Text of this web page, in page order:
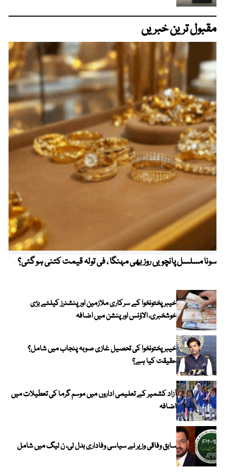
مقبول ترین خبریں
سونا مسلسل پانچویں روز بھی مہنگا ، فی تولہ قیمت کتنی ہو گئی؟
خیبرپختونخوا کے سرکاری ملازمین اور پنشنرز کیلئے بڑی
خوشخبری، الاؤنس اور پنشن میں اضافہ
خیبر پختونخوا کی تحصیل غازی صوبہ پنجاب میں شامل؟
حقیقت کیا ہے؟
آزاد کشمیر کے تعلیمی اداروں میں موسم گرما کی تعطیلات میں
اضافہ
سابق وفاقی وزیر نے سیاسی وفاداری بدل لی، ن لیگ میں شامل